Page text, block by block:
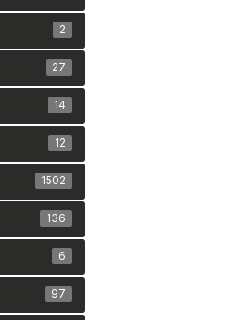
2
27
14
12
1502
136
6
97